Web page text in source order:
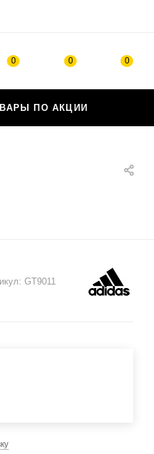
0 0 0
ПО АКЦИИ
GT9011